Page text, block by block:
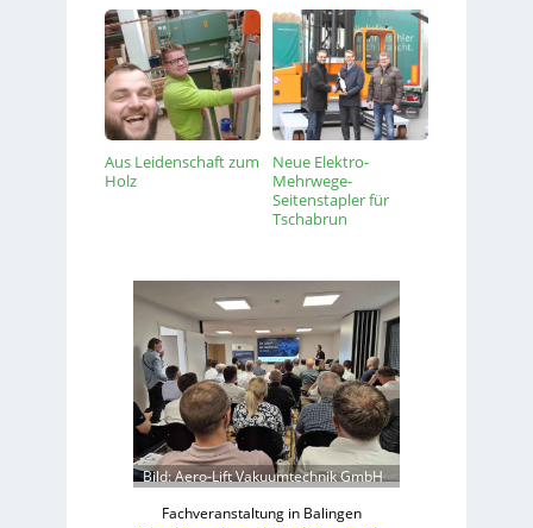
Aus Leidenschaft zum
Holz
Neue Elektro-
Mehrwege-
Seitenstapler für
Tschabrun
Bild: Aero-Lift Vakuumtechnik GmbH
Fachveranstaltung in Balingen